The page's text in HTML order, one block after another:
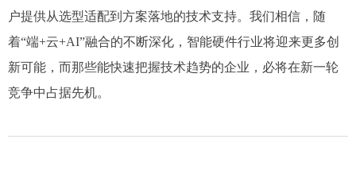
户提供从选型适配到方案落地的技术支持。我们相信，随
着“端+云+AI”融合的不断深化，智能硬件行业将迎来更多创
新可能，而那些能快速把握技术趋势的企业，必将在新一轮
竞争中占据先机。